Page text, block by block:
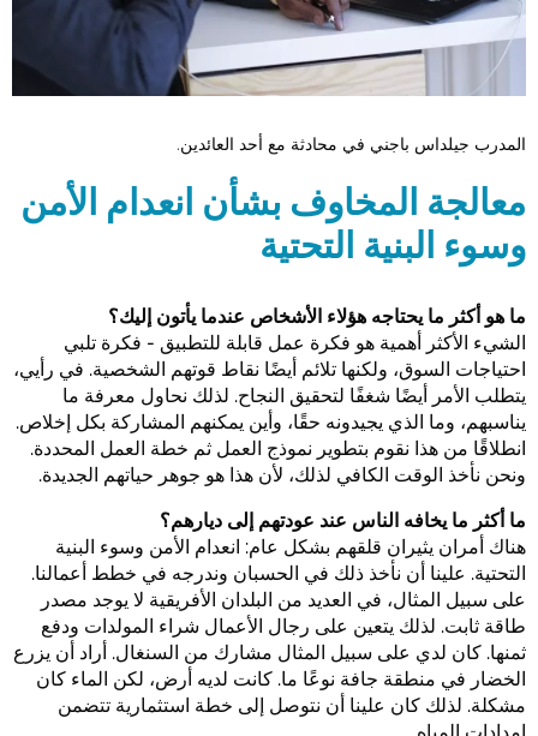
المدرب جيلداس باجني في محادثة مع أحد العائدين.
معالجة المخاوف بشأن انعدام الأمن
وسوء البنية التحتية
ما هو أكثر ما يحتاجه هؤلاء الأشخاص عندما يأتون إليك؟
الشيء الأكثر أهمية هو فكرة عمل قابلة للتطبيق - فكرة تلبي
احتياجات السوق، ولكنها تلائم أيضًا نقاط قوتهم الشخصية. في رأيي،
يتطلب الأمر أيضًا شغفًا لتحقيق النجاح. لذلك نحاول معرفة ما
يناسبهم، وما الذي يجيدونه حقًا، وأين يمكنهم المشاركة بكل إخلاص.
انطلاقًا من هذا نقوم بتطوير نموذج العمل ثم خطة العمل المحددة.
ونحن نأخذ الوقت الكافي لذلك، لأن هذا هو جوهر حياتهم الجديدة.
ما أكثر ما يخافه الناس عند عودتهم إلى ديارهم؟
هناك أمران يثيران قلقهم بشكل عام: انعدام الأمن وسوء البنية
التحتية. علينا أن نأخذ ذلك في الحسبان وندرجه في خطط أعمالنا.
على سبيل المثال، في العديد من البلدان الأفريقية لا يوجد مصدر
طاقة ثابت. لذلك يتعين على رجال الأعمال شراء المولدات ودفع
ثمنها. كان لدي على سبيل المثال مشارك من السنغال. أراد أن يزرع
الخضار في منطقة جافة نوعًا ما. كانت لديه أرض، لكن الماء كان
مشكلة. لذلك كان علينا أن نتوصل إلى خطة استثمارية تتضمن
إمدادات المياه.